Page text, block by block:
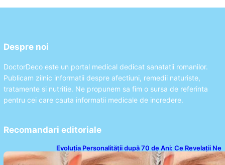
Despre noi
DoctorDeco este un portal medical dedicat sanatatii romanilor.
Publicam zilnic informatii despre afectiuni, remedii naturiste,
tratamente si nutritie. Ne propunem sa fim o sursa de referinta
pentru cei care cauta informatii medicale de incredere.
Recomandari editoriale
Evoluția Personalității după 70 de Ani: Ce Revelații Ne
Oferă Studiile Psihologice